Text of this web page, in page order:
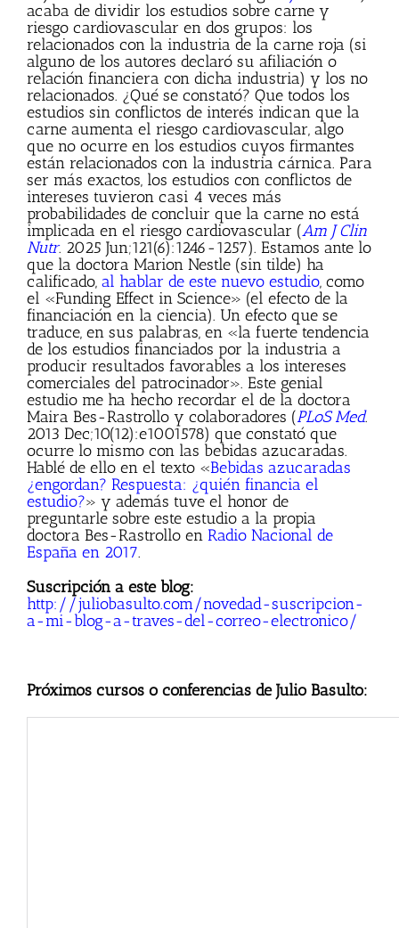
acaba de dividir los estudios sobre carne y
riesgo cardiovascular en dos grupos: los
relacionados con la industria de la carne roja (si
alguno de los autores declaró su afiliación o
relación financiera con dicha industria) y los no
relacionados. ¿Qué se constató? Que todos los
estudios sin conflictos de interés indican que la
carne aumenta el riesgo cardiovascular, algo
que no ocurre en los estudios cuyos firmantes
están relacionados con la industria cárnica. Para
ser más exactos, los estudios con conflictos de
intereses tuvieron casi 4 veces más
probabilidades de concluir que la carne no está
implicada en el riesgo cardiovascular (Am J Clin
Nutr. 2025 Jun;121(6):1246-1257). Estamos ante lo
que la doctora Marion Nestle (sin tilde) ha
calificado, al hablar de este nuevo estudio, como
el «Funding Effect in Science» (el efecto de la
financiación en la ciencia). Un efecto que se
traduce, en sus palabras, en «la fuerte tendencia
de los estudios financiados por la industria a
producir resultados favorables a los intereses
comerciales del patrocinador». Este genial
estudio me ha hecho recordar el de la doctora
Maira Bes-Rastrollo y colaboradores (PLoS Med.
2013 Dec;10(12):e1001578) que constató que
ocurre lo mismo con las bebidas azucaradas.
Hablé de ello en el texto «Bebidas azucaradas
¿engordan? Respuesta: ¿quién financia el
estudio?» y además tuve el honor de
preguntarle sobre este estudio a la propia
doctora Bes-Rastrollo en Radio Nacional de
España en 2017.
Suscripción a este blog:
http://juliobasulto.com/novedad-suscripcion-
a-mi-blog-a-traves-del-correo-electronico/
Próximos cursos o conferencias de Julio Basulto: